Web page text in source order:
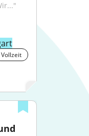
Vollzeit